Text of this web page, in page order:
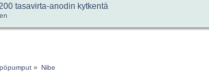
tasavirta-anodin kytkentä
» Nibe